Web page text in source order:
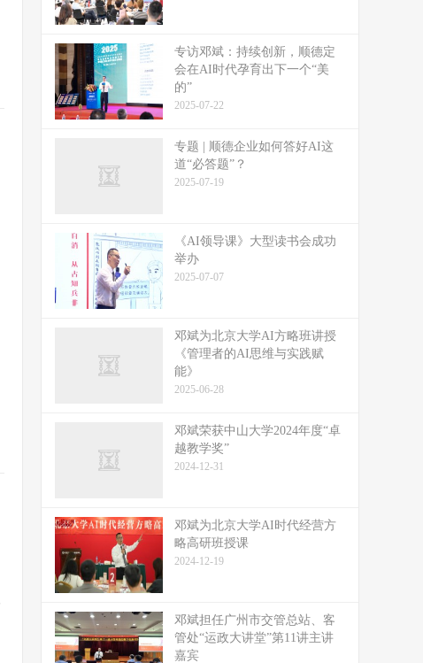
专访邓斌：持续创新，顺德定
会在AI时代孕育出下一个“美
的”
2025-07-22
专题 | 顺德企业如何答好AI这
道“必答题”？
2025-07-19
《AI领导课》大型读书会成功
举办
2025-07-07
邓斌为北京大学AI方略班讲授
《管理者的AI思维与实践赋
能》
2025-06-28
邓斌荣获中山大学2024年度“卓
越教学奖”
2024-12-31
邓斌为北京大学AI时代经营方
略高研班授课
2024-12-19
邓斌担任广州市交管总站、客
管处“运政大讲堂”第11讲主讲
嘉宾